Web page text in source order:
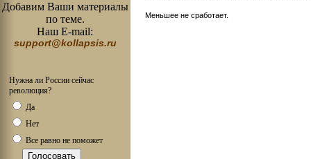
Добавим Ваши материалы
по теме.
Наш E-mail:
support@kollapsis.ru
Нужна ли России сейчас
революция?
Да
Нет
Все равно не поможет
Меньшее не сработает.